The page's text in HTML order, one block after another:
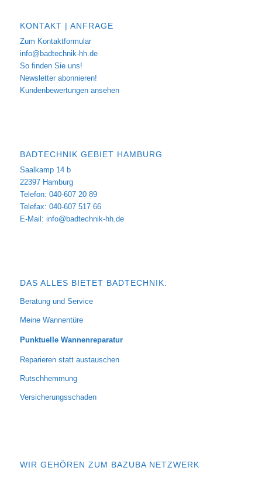
KONTAKT | ANFRAGE
Zum Kontaktformular
info@badtechnik-hh.de
So finden Sie uns!
Newsletter abonnieren!
Kundenbewertungen ansehen
BADTECHNIK GEBIET HAMBURG
Saalkamp 14 b
22397 Hamburg
Telefon: 040-607 20 89
Telefax: 040-607 517 66
E-Mail: info@badtechnik-hh.de
DAS ALLES BIETET BADTECHNIK:
Beratung und Service
Meine Wannentüre
Punktuelle Wannenreparatur
Reparieren statt austauschen
Rutschhemmung
Versicherungsschaden
WIR GEHÖREN ZUM BAZUBA NETZWERK